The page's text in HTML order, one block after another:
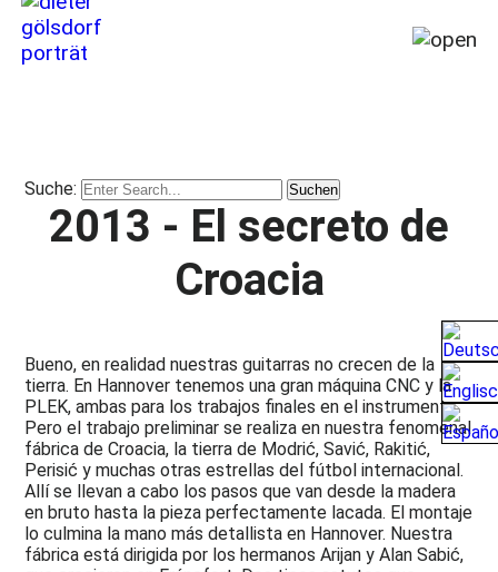
de
1964
hasta
Lugares,
Milagros
y
Desastres
Publicaciones
Técnica
y
Diseño
Suche:
2013 - El secreto de
Croacia
Bueno, en realidad nuestras guitarras no crecen de la
tierra. En Hannover tenemos una gran máquina CNC y la
PLEK, ambas para los trabajos finales en el instrumento.
Pero el trabajo preliminar se realiza en nuestra fenomenal
fábrica de Croacia, la tierra de Modrić, Savić, Rakitić,
Perisić y muchas otras estrellas del fútbol internacional.
Allí se llevan a cabo los pasos que van desde la madera
en bruto hasta la pieza perfectamente lacada. El montaje
lo culmina la mano más detallista en Hannover. Nuestra
fábrica está dirigida por los hermanos Arijan y Alan Sabić,